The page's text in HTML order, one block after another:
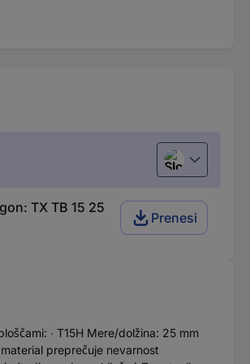
Slovenščina
TX TB 15 25
Prenesi
∙ T15H Mere/dolžina: 25 mm
preprečuje nevarnost